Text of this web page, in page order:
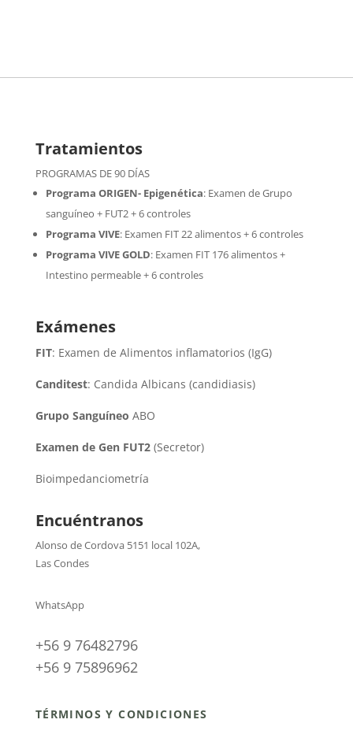
Tratamientos
PROGRAMAS DE 90 DÍAS
Programa ORIGEN- Epigenética:Examen de Grupo
sanguíneo + FUT2 + 6 controles
Programa VIVE: Examen FIT 22 alimentos + 6 controles
Programa VIVE GOLD: Examen FIT 176 alimentos +
Intestino permeable + 6 controles
Exámenes
FIT: Examen de Alimentos inflamatorios (IgG)
Canditest: Candida Albicans (candidiasis)
Grupo Sanguíneo ABO
Examen de Gen FUT2(Secretor)
Bioimpedanciometría
Encuéntranos
Alonso de Cordova 5151 local 102A,
Las Condes
WhatsApp
+56 9 76482796
+56 9 75896962
TÉRMINOS Y CONDICIONES